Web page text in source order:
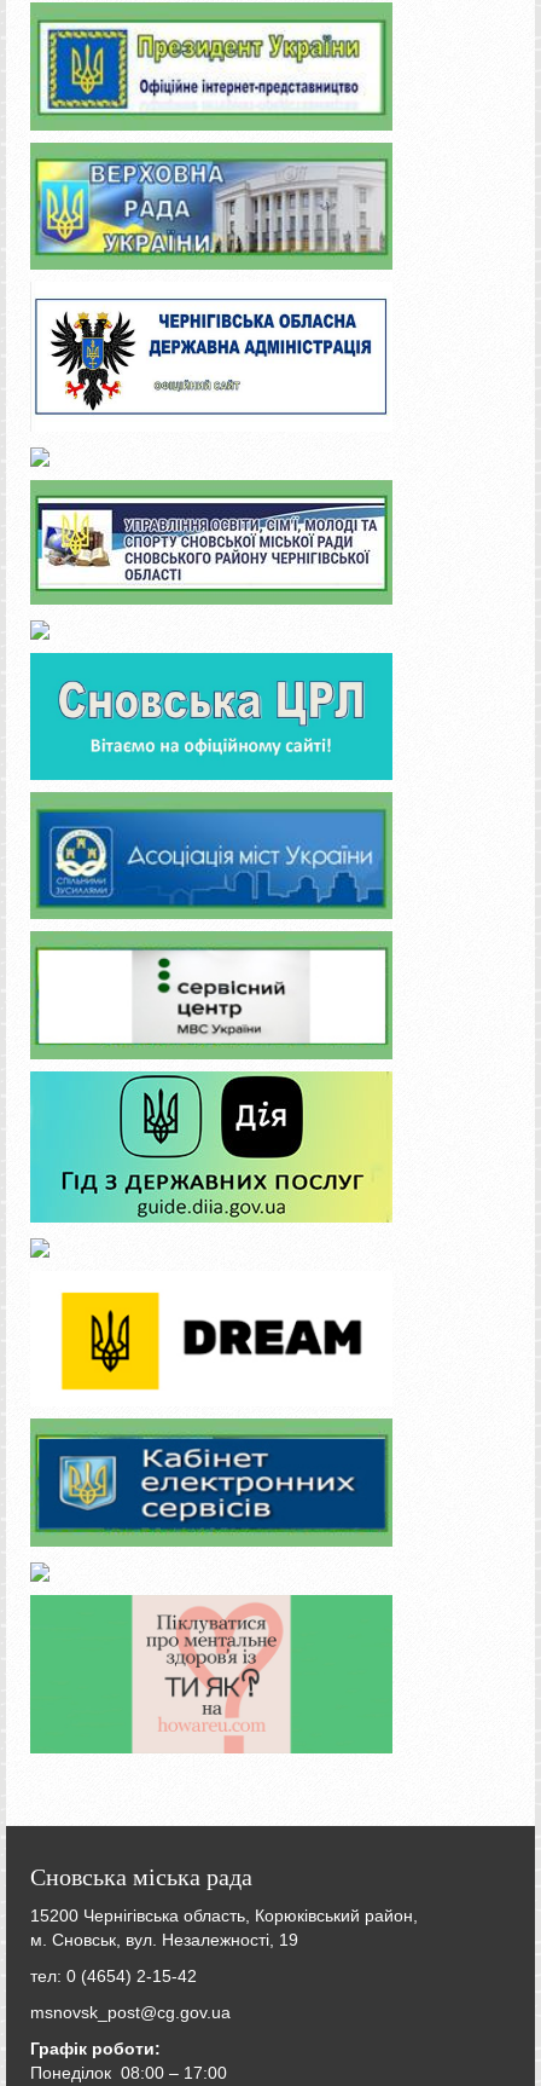
Сновська міська рада
15200 Чернігівська область, Корюківський район,
м. Сновськ, вул. Незалежності, 19
тел: 0 (4654) 2-15-42
msnovsk_post@cg.gov.ua
Графік роботи:
Понеділок 08:00 – 17:00